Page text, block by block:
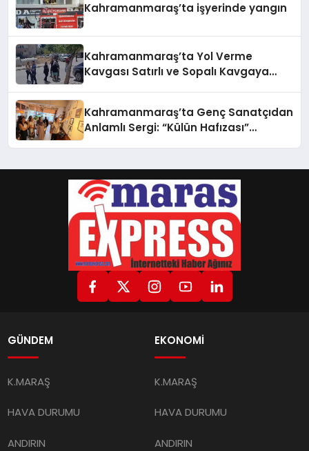
Kahramanmaraş’ta işyerinde yangın
Kahramanmaraş’ta Yol Verme
Kavgası Satırlı ve Sopalı Kavgaya
Kahramanmaraş’ta Genç Sanatçıdan
Anlamlı Sergi: “Külün Hafızası”
GÜNDEM
K.MARAŞ
HAVA DURUMU
ANDIRIN
EKONOMİ
K.MARAŞ
HAVA DURUMU
ANDIRIN